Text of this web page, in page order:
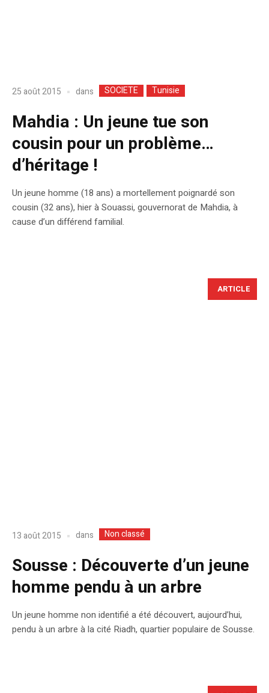
25 août 2015 dans SOCIETE Tunisie
Mahdia : Un jeune tue son
cousin pour un problème…
d’héritage !
Un jeune homme (18 ans) a mortellement poignardé son
cousin (32 ans), hier à Souassi, gouvernorat de Mahdia, à
cause d’un différend familial.
ARTICLE
13 août 2015 dans Non classé
Sousse : Découverte d’un jeune
homme pendu à un arbre
Un jeune homme non identifié a été découvert, aujourd’hui,
pendu à un arbre à la cité Riadh, quartier populaire de Sousse.